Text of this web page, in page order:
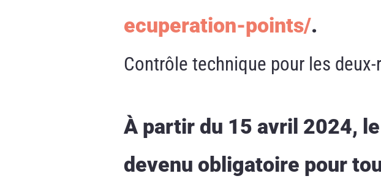
ecuperation-points/.
Contrôle technique pour les
À partir du 15 avril 2024,
devenu obligatoire pour